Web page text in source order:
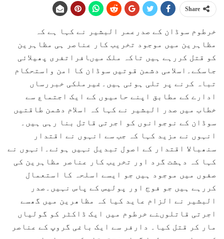
Share
خرطوم سوڈان کے صدرعمر البشیر نے کہا ہے کہ
مظاہرین میں موجود تخریب کار عناصر ہی مظاہرین
کو قتل کررہے ہیں تاکہ ملک میںافراتفری پھیلائی
جاسکے۔اسلامی دشمن قوتیں سوڈان کا امن واستحکام
تباہ کرنے پر تلی ہوئی ہیں۔غیرملکی خبررساں
ادارے کے مطابق اپنے حامیوں کے ایک اجتماع سے
خطاب میں صدر البشیر نے کہا کہ اسلام دشمن طاقتیں
سوڈان کے نوجوانوں کو اجرتی قاتل بنا رہی ہیں۔
انہوں نے مزید کہا کہ جب سے انہوں نے اقتدار
سنھبالا اقتدار کے اصول تبدیل نہیں ہوئے۔انہوں نے
کہا کہ دہشت گرد اور تخریب کار عناصر مظاہرین کی
صفوں میں موجود ہیں جو ایسے اسلحہ کا استعمال
کررہے ہیں جو فوج اور پولیس کے پاس نہیں۔صدر
البشیر نے الزام عاید کیا کہ مظاھرین میں گھسے
اجرتی قاتلوںنے خرطوم میں ایک ڈاکٹر کو گولیاں
مار کر قتل کیا۔ دارفر سے ایک باغی گروپ کے عناصر